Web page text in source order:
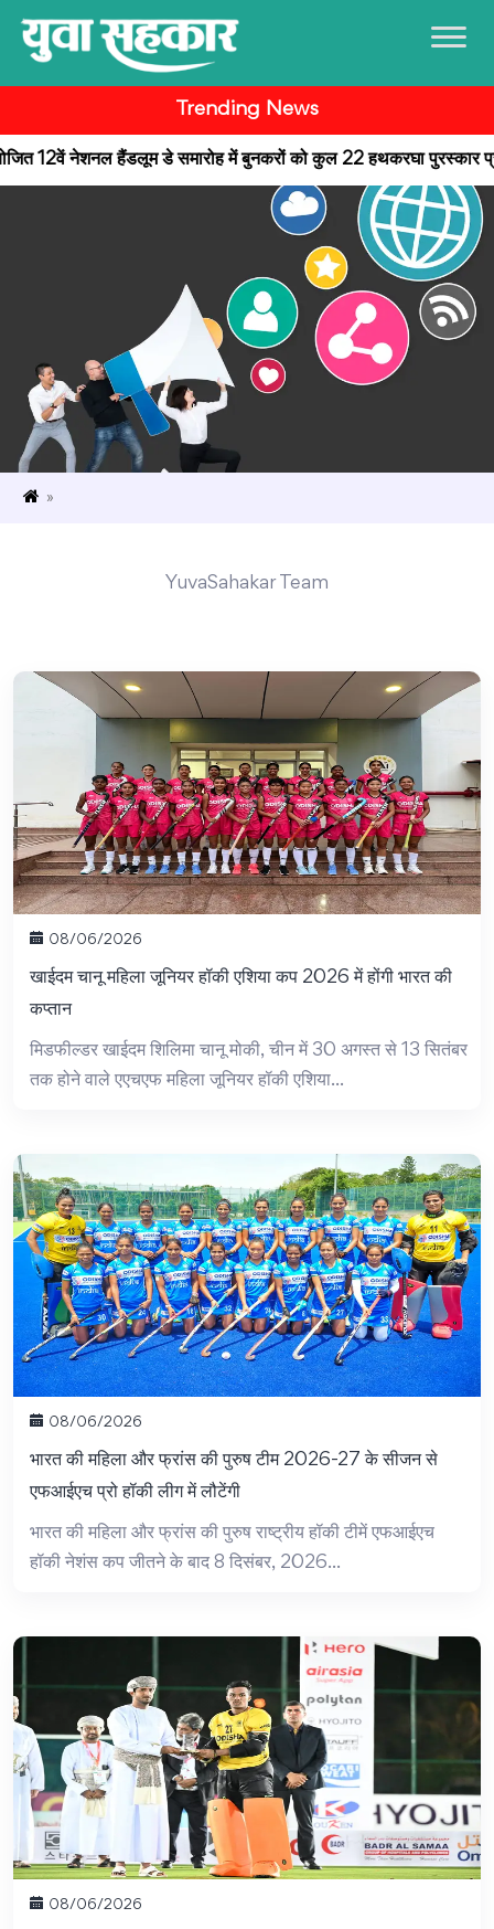
Trending News
नेशनल हैंडलूम डे समारोह में बुनकरों को कुल 22 हथकरघा पुरस्कार प्रदान किए
»
YuvaSahakar Team
08/06/2026
खाईदम चानू महिला जूनियर हॉकी एशिया कप 2026 में होंगी भारत की
कप्तान
मिडफील्डर खाईदम शिलिमा चानू मोकी, चीन में 30 अगस्त से 13 सितंबर
तक होने वाले एएचएफ महिला जूनियर हॉकी एशिया...
08/06/2026
भारत की महिला और फ्रांस की पुरुष टीम 2026-27 के सीजन से
एफआईएच प्रो हॉकी लीग में लौटेंगी
भारत की महिला और फ्रांस की पुरुष राष्ट्रीय हॉकी टीमें एफआईएच
हॉकी नेशंस कप जीतने के बाद 8 दिसंबर, 2026...
08/06/2026